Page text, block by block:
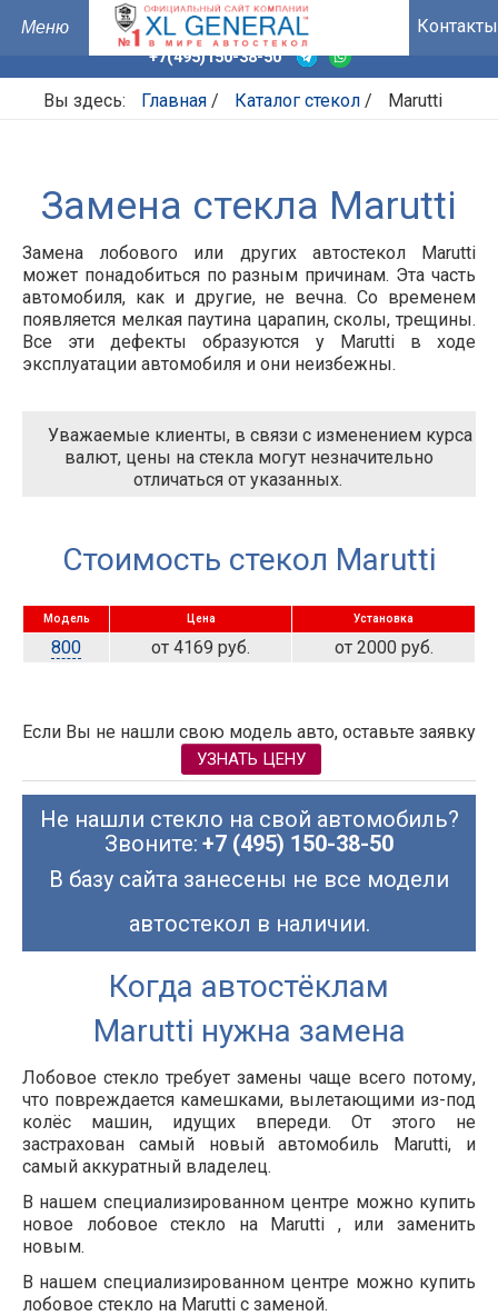
Контакты
+7(495)150-38-50
Вы здесь: Главная / Каталог стекол / Marutti
Замена стекла Marutti
Замена лобового или других автостекол Marutti
может понадобиться по разным причинам. Эта часть
автомобиля, как и другие, не вечна. Со временем
появляется мелкая паутина царапин, сколы, трещины.
Все эти дефекты образуются у Maruttiв ходе
эксплуатации автомобиля и они неизбежны.
Уважаемые клиенты, в связи с изменением курса
валют, цены на стекла могут незначительно
отличаться от указанных.
Стоимость стекол Marutti
Модель Цена Установка
800 от 4169 руб. от 2000 руб.
Если Вы не нашли свою модель авто, оставьте заявку
УЗНАТЬ ЦЕНУ
Не нашли стекло на свой автомобиль?
Звоните: +7 (495) 150-38-50
В базу сайта занесены не все модели
автостекол в наличии.
Когда автостёклам
Marutti нужна замена
Лобовое стекло требует замены чаще всего потому,
что повреждается камешками, вылетающими из-под
колёс машин, идущих впереди. От этого не
застрахован самый новый автомобиль Marutti, и
самый аккуратный владелец.
В нашем специализированном центре можно купить
новое лобовое стекло на Marutti , или заменить
новым.
В нашем специализированном центре можно купить
лобовое стекло на Marutti с заменой.